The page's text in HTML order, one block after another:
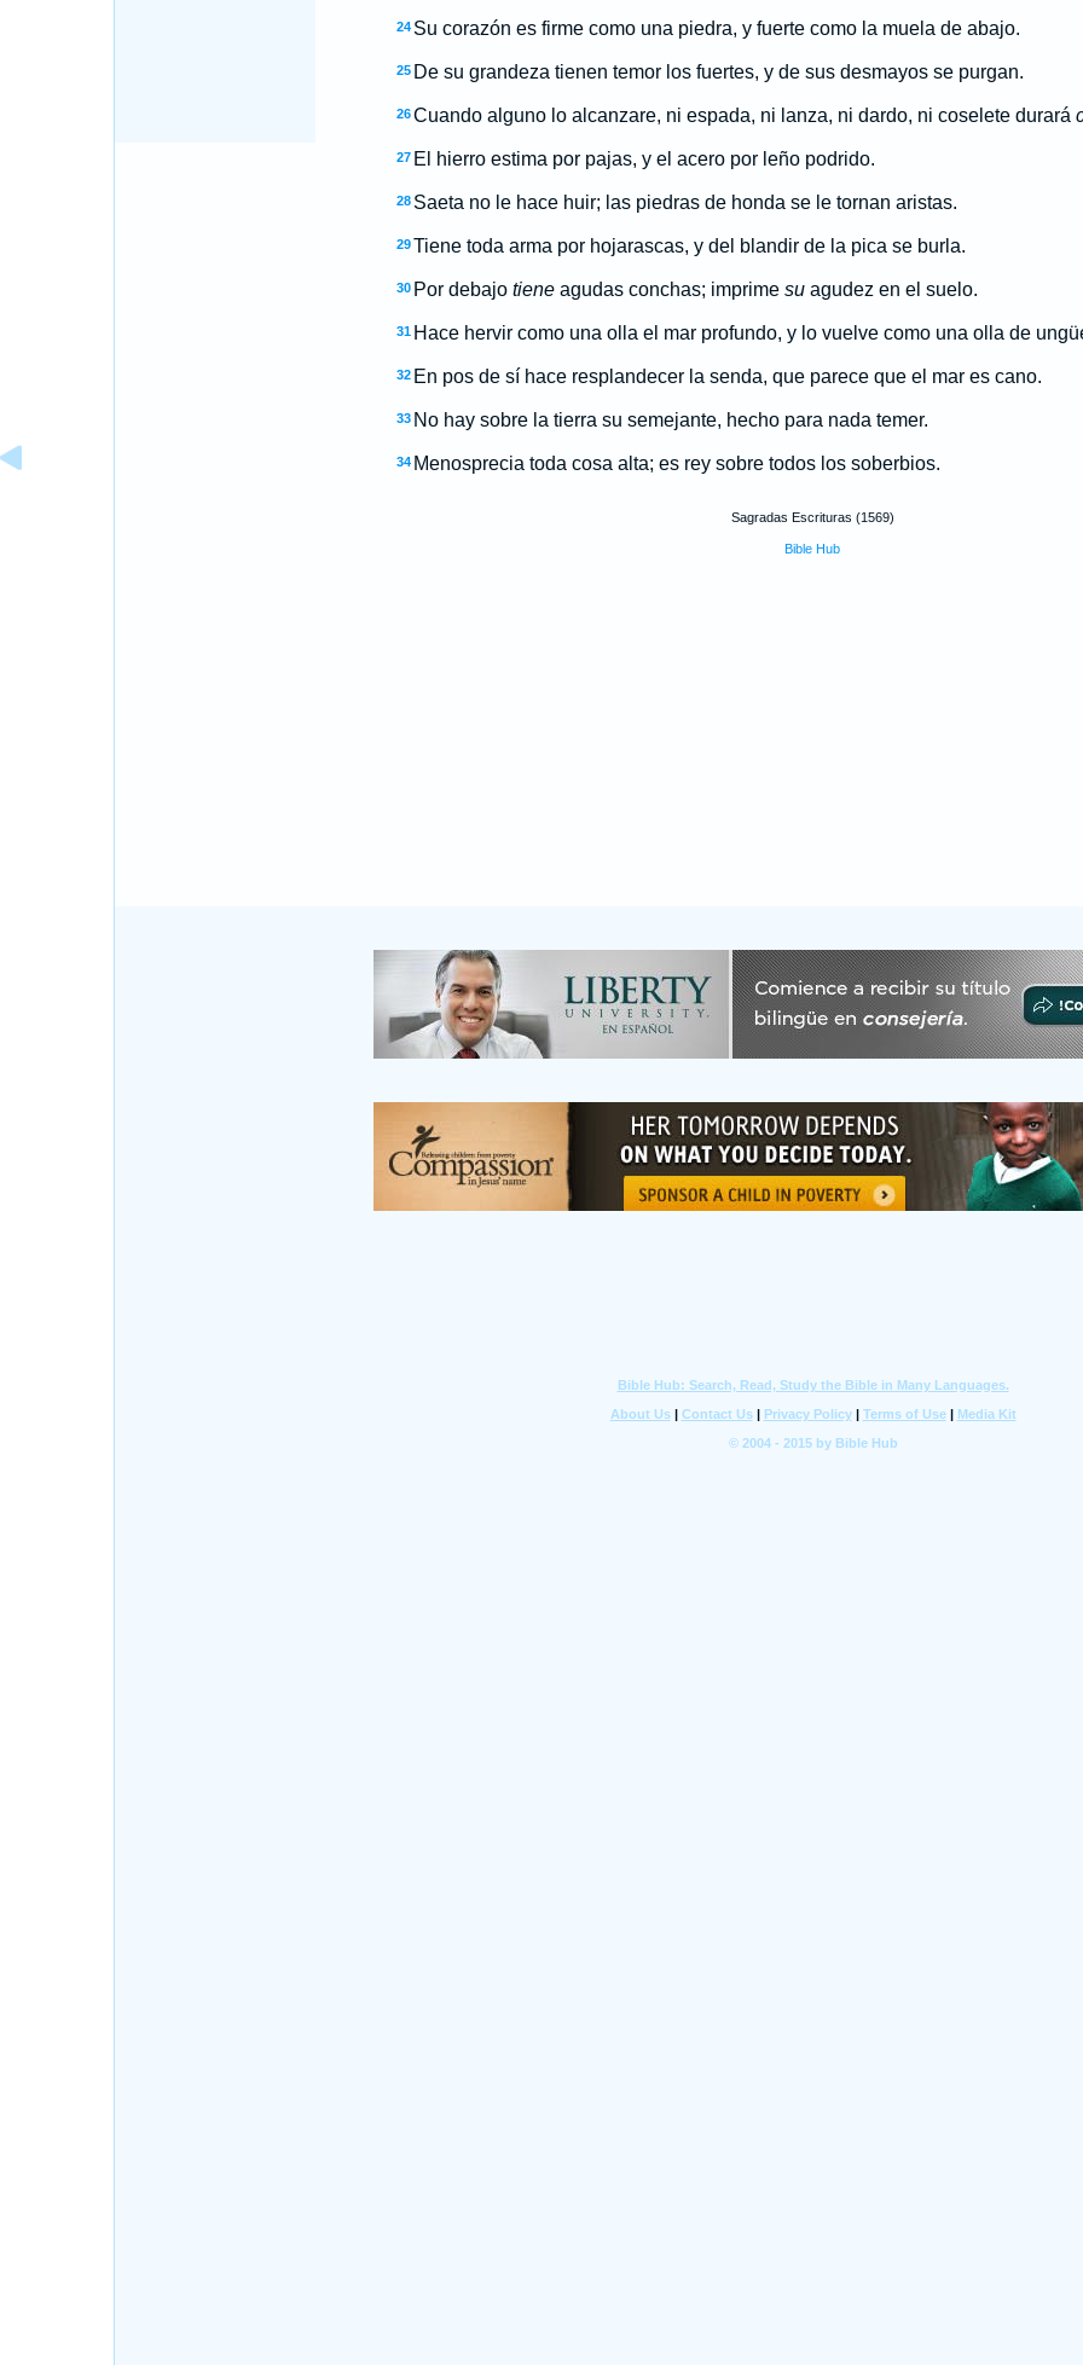
24 Su corazón es firme como una piedra, y fuerte como la muela de abajo.
25 De su grandeza tienen temor los fuertes, y de sus desmayos se purgan.
26 Cuando alguno lo alcanzare, ni espada, ni lanza, ni dardo, ni coselete durará
27 El hierro estima por pajas, y el acero por leño podrido.
28 Saeta no le hace huir; las piedras de honda se le tornan aristas.
29 Tiene toda arma por hojarascas, y del blandir de la pica se burla.
30 Por debajo tieneagudas conchas; imprime suagudez en el suelo.
31 Hace hervir como una olla el mar profundo, y lo vuelve como una olla de
32 En pos de sí hace resplandecer la senda, que parece que el mar es cano.
33 No hay sobre la tierra su semejante, hecho para nada temer.
34 Menosprecia toda cosa alta; es rey sobre todos los soberbios.
Sagradas Escrituras (1569)
Bible Hub